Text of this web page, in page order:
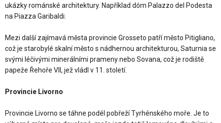
ukázky románské architektury. Například dóm Palazzo del Podesta
na Piazza Garibaldi.
Mezi další zajímavá města provincie Grosseto patří město Pitigliano,
což je starobylé skalní město s nádhernou architekturou, Saturnia se
svými léčivými minerálními prameny nebo Sovana, což je rodiště
papeže Řehoře VII, jež vládl v 11. století.
Provincie Livorno
Provincie Livorno se táhne podél pobřeží Tyrhénského moře. Je to